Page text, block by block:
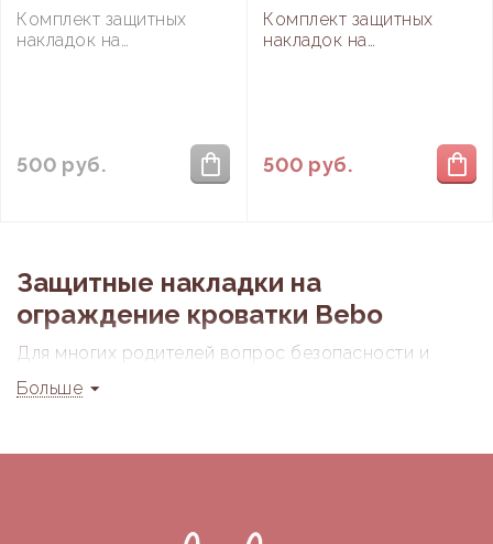
Защитные накладки на
ограждение кроватки Bebo
Для многих родителей вопрос безопасности и
комфорта их малыша является наиважнейшим.
Одним из важных шагов в этом направлении
ограждение детской кроватки. Их еще часто
Больше
Комплект защитных
накладок на
500 руб.
Комплект защитных
накладок на
500 руб.